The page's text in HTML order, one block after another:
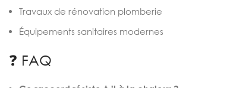
Travaux de rénovation plomberie
Équipements sanitaires modernes
❓ FAQ